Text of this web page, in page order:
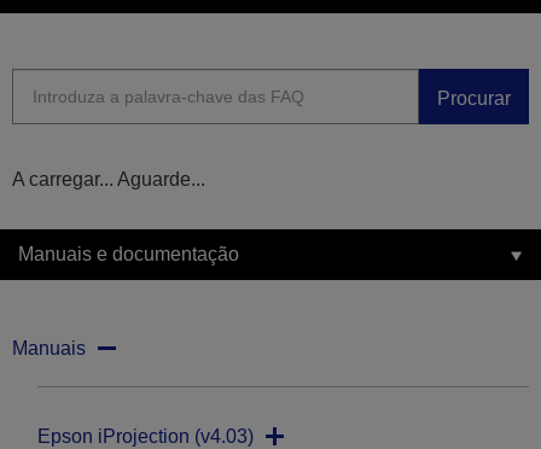
Procurar
A carregar... Aguarde...
Manuais e documentação
Manuais
Epson iProjection (v4.03)